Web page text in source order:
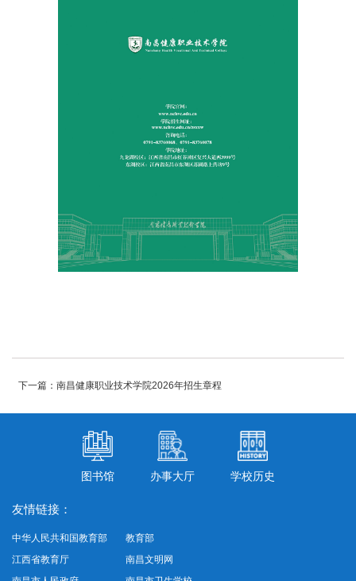
下一篇：南昌健康职业技术学院2026年招生章程
图书馆 办事大厅 学校历史
友情链接：
中华人民共和国教育部
教育部
江西省教育厅
南昌文明网